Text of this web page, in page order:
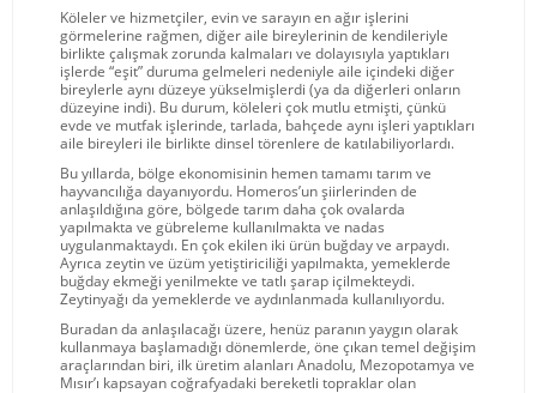
Köleler ve hizmetçiler, evin ve sarayın en ağır işlerini
görmelerine rağmen, diğer aile bireylerinin de kendileriyle
birlikte çalışmak zorunda kalmaları ve dolayısıyla yaptıkları
işlerde “eşit” duruma gelmeleri nedeniyle aile içindeki diğer
bireylerle aynı düzeye yükselmişlerdi (ya da diğerleri onların
düzeyine indi). Bu durum, köleleri çok mutlu etmişti, çünkü
evde ve mutfak işlerinde, tarlada, bahçede aynı işleri yaptıkları
aile bireyleri ile birlikte dinsel törenlere de katılabiliyorlardı.
Bu yıllarda, bölge ekonomisinin hemen tamamı tarım ve
hayvancılığa dayanıyordu. Homeros’un şiirlerinden de
anlaşıldığına göre, bölgede tarım daha çok ovalarda
yapılmakta ve gübreleme kullanılmakta ve nadas
uygulanmaktaydı. En çok ekilen iki ürün buğday ve arpaydı.
Ayrıca zeytin ve üzüm yetiştiriciliği yapılmakta, yemeklerde
buğday ekmeği yenilmekte ve tatlı şarap içilmekteydi.
Zeytinyağı da yemeklerde ve aydınlanmada kullanılıyordu.
Buradan da anlaşılacağı üzere, henüz paranın yaygın olarak
kullanmaya başlamadığı dönemlerde, öne çıkan temel değişim
araçlarından biri, ilk üretim alanları Anadolu, Mezopotamya ve
Mısır’ı kapsayan coğrafyadaki bereketli topraklar olan